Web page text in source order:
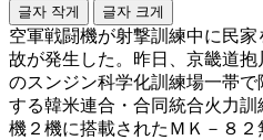
글자 작게 글자 크게
空軍戦闘機が射撃訓練中に民
故が発生した。昨日、京畿道抱
のスンジン科学化訓練場一帯
する韓米連合・合同統合火力
機２機に搭載されたＭＫ－８